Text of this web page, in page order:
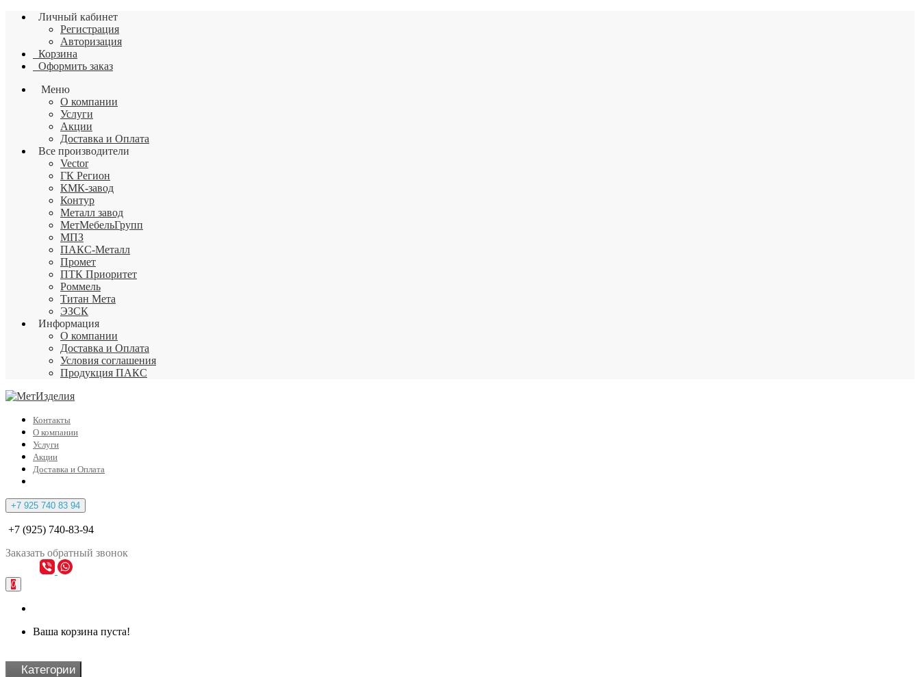
Личный кабинет
Регистрация
Авторизация
Корзина
Оформить заказ
Меню
О компании
Услуги
Акции
Доставка и Оплата
Все производители
Vector
ГК Регион
КМК-завод
Контур
Металл завод
МетМебельГрупп
МПЗ
ПАКС-Металл
Промет
ПТК Приоритет
Роммель
Титан Мета
ЭЗСК
Информация
О компании
Доставка и Оплата
Условия соглашения
Продукция ПАКС
Контакты
О компании
Услуги
Акции
Доставка и Оплата
+7 925 740 83 94
+7 (925) 740-83-94
Заказать обратный звонок
0
Ваша корзина пуста!
Категории